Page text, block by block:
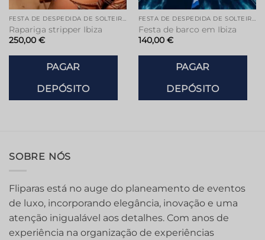
FESTA DE DESPEDIDA DE SOLTEIRA EM IBIZA
Rapariga stripper Ibiza
250,00 €
PAGAR
DEPÓSITO
FESTA DE DESPEDIDA DE SOLTEIRA EM IBIZA
Festa de barco em Ibiza
140,00 €
PAGAR
DEPÓSITO
SOBRE NÓS
Fliparas está no auge do planeamento de eventos
de luxo, incorporando elegância, inovação e uma
atenção inigualável aos detalhes. Com anos de
experiência na organização de experiências